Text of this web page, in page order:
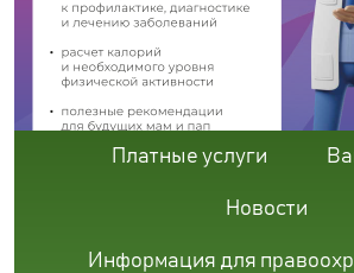
Платные услуги
Новости
Информация для